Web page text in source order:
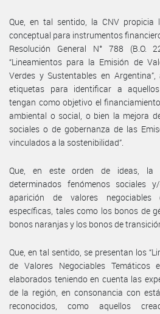
Que, en tal sentido, la CNV propicia
conceptual para instrumentos
Resolución General N° 788 (B.O.
“Lineamientos para la Emisión de
Verdes y Sustentables en
etiquetas para identificar a
tengan como objetivo el
ambiental o social, o bien la mejora
sociales o de gobernanza de las
vinculados a la sostenibilidad”.
Que, en este orden de ideas, la
determinados fenómenos sociales
aparición de valores negociables
específicas, tales como los bonos de
bonos naranjas y los bonos de
Que, en tal sentido, se presentan los
de Valores Negociables Temáticos
elaborados teniendo en cuenta las
de la región, en consonancia con
reconocidos, como aquellos